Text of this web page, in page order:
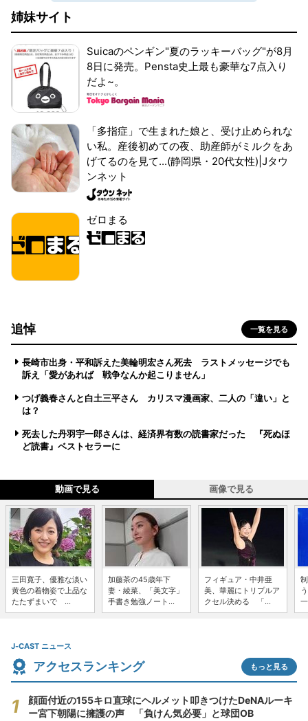
姉妹サイト
Suicaのペンギン"夏のラッキーバッグ"が8月
8日に発売。Pensta史上最も豪華な7点入り
だよ~。
「多指症」で生まれた娘と、受け止められな
い私。産後初めての夜、助産師がミルクをあ
げてるのを見て...(静岡県・20代女性)|Jタウ
ンネット
ゼロまる
追悼 一覧を見る
長崎市出身・平和訴えた美輪明宏さん死去 ラストメッセージでも
訴え「愛があれば 戦争なんか起こりません」
つげ義春さんと白土三平さん カリスマ漫画家、二人の「違い」と
は？
死去した丹羽宇一郎さんは、経済界有数の読書家だった 『死ぬほ
ど読書』ベストセラーに
動画で見る 画像で見る
三田寛子、優雅な淡い
黄色の着物姿で上品な
たたずまいで ...
加藤茶の45歳年下
妻・綾菜、「美文字」
手書き勉強ノート...
フィギュア・中井亜
美、華麗にトリプルア
クセル決める 「...
J-CAST ニュース
アクセスランキング もっと見る
顔面付近の155キロ直球にヘルメット叩きつけたDeNAルーキ
ー宮下朝陽に擁護の声 「負けん気必要」と球団OB